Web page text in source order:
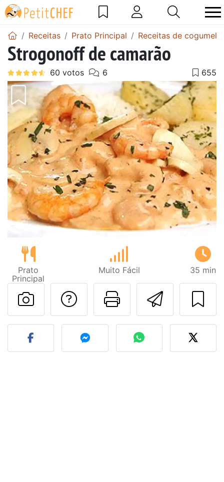
Receitas Prato Principal Receitas de
Strogonoff de camarão
Prato
Principal
Muito Fácil 35 min
Imprima
Falar com o autor
Fez esta receita?